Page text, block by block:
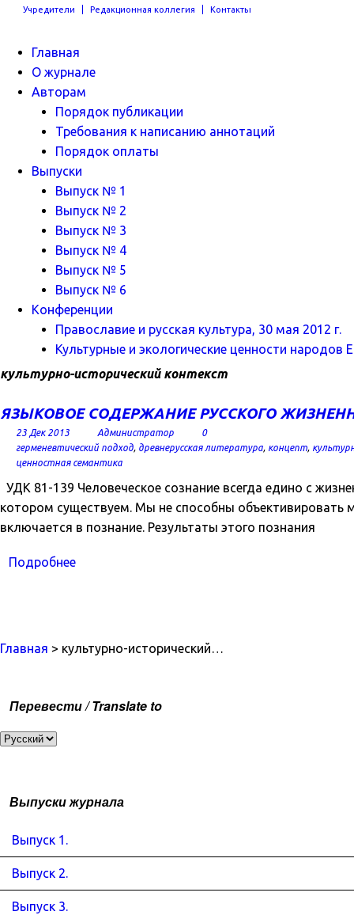
Учредители Редакционная коллегия Контакты
Главная
О журнале
Авторам
Порядок публикации
Требования к написанию аннотаций
Порядок оплаты
Выпуски
Выпуск № 1
Выпуск № 2
Выпуск № 3
Выпуск № 4
Выпуск № 5
Выпуск № 6
Конференции
Православие и русская культура, 30 мая 2012 г.
Культурные и экологические ценности народов
культурно-исторический контекст
ЯЗЫКОВОЕ СОДЕРЖАНИЕ РУССКОГО
23 Дек 2013 Администратор
0
герменевтический подход, древнерусская литература, концепт,
ценностная семантика
УДК 81-139 Человеческое сознание всегда едино с
котором существуем. Мы не способны объективировать
включается в познание. Результаты этого познания
Подробнее
Главная > культурно-исторический…
Перевести / Translate to
Выпуски журнала
Выпуск 1.
Выпуск 2.
Выпуск 3.